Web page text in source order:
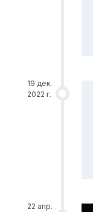
19 дек.
2022 г.
22 апр.